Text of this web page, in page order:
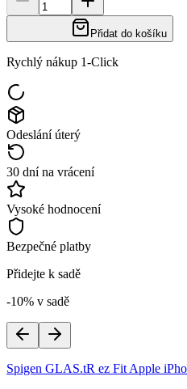
Přidat do košíku
Rychlý nákup 1-Click
Odeslání úterý
30 dní na vrácení
Vysoké hodnocení
Bezpečné platby
Přidejte k sadě
-10% v sadě
Spigen GLAS.tR ez Fit Apple